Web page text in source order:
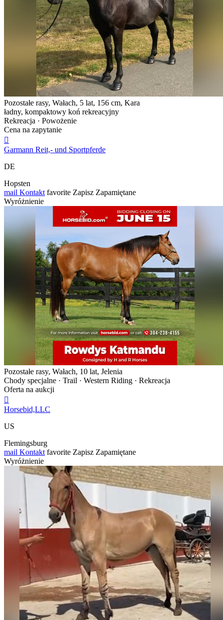
Pozostałe rasy, Wałach, 5 lat, 156 cm, Kara
ładny, kompaktowy koń rekreacyjny
Rekreacja · Powożenie
Cena na zapytanie

Garmann Reit,- und Sportpferde
DE
Hopsten
mail Kontakt favorite Zapisz Zapamiętane
Wyróżnienie
Pozostałe rasy, Wałach, 10 lat, Jelenia
Chody specjalne · Trail · Western Riding · Rekreacja
Oferta na aukcji

Horsebid,LLC
US
Flemingsburg
mail Kontakt favorite Zapisz Zapamiętane
Wyróżnienie